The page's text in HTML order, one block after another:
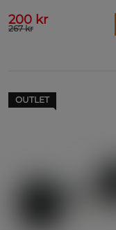
200 kr
267 kr
OUTLET